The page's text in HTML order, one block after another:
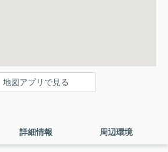
地図アプリで見る
詳細情報 周辺環境